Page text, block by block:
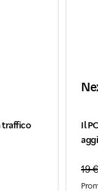
traffico
Il
19 €